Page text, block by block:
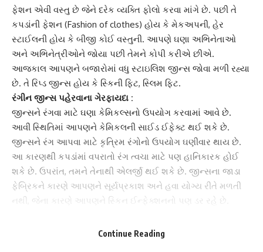
ફેશન એવી વસ્તુ છે જેને દરેક વ્યક્તિ ફોલો કરવા માંગે છે. પછી તે
કપડાંની ફેશન (Fashion of clothes) હોય કે મેકઅપની, હેર
સ્ટાઈલની હોય કે બીજી કોઈ વસ્તુની. આપણે ઘણા અભિનેતાઓ
અને અભિનેત્રીઓને જોયા પછી તેમને કોપી કરીએ છીએ.
આજકાલ આપણને બજારોમાં વધુ સ્ટાઇલિશ જીન્સ જોવા મળી રહ્યા
છે. તે રિપ્ડ જીન્સ હોય કે સ્કિની ફિટ, સ્લિમ ફિટ.
રંગીન જીન્સ પહેરવાના ગેરફાયદા :
જીન્સને રંગવા માટે ઘણા કેમિકલ્સનો ઉપયોગ કરવામાં આવે છે.
આવી સ્થિતિમાં આપણને કેમિકલની સાઈડ ઈફેક્ટ થઈ શકે છે.
જીન્સને રંગ આપવા માટે કૃત્રિમ રંગોનો ઉપયોગ ઘણીવાર થાય છે.
આ કારણથી કપડાંમાં વપરાતો રંગ ત્વચા માટે પણ હાનિકારક હોઈ
શકે છે. ઉપરાંત, તમને તેનાથી એલર્જી થઈ શકે છે. જીન્સના જાડા
ફેબ્રિક ને કારણે આપણને સૂર્યપ્રકાશ અને હવા યોગ્ય રીતે મળતી
નથી, જેના કારણે આપણને સ્કિન ઈન્ફેક્શનનો પણ ડર રહે છે.
Continue Reading